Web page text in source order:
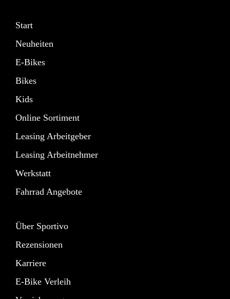
Start
Neuheiten
E-Bikes
Bikes
Kids
Online Sortiment
Leasing Arbeitgeber
Leasing Arbeitnehmer
Werkstatt
Fahrrad Angebote
Über Sportivo
Rezensionen
Karriere
E-Bike Verleih